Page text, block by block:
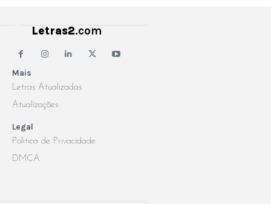
Mais
Letras Atualizadas
Atualizações
Legal
Politica de Privacidade
DMCA
Letras2.com